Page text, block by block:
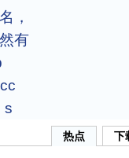
，
有
s
热点 下